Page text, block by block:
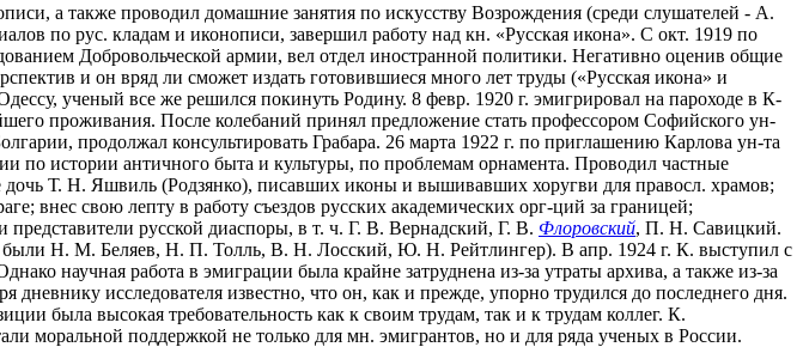
а также проводил домашние занятия по искусству Возрождения (среди слушателей - А.
по рус. кладам и иконописи, завершил работу над кн. «Русская икона». С окт. 1919 по
Добровольческой армии, вел отдел иностранной политики. Негативно оценив общие
и он вряд ли сможет издать готовившиеся много лет труды («Русская икона» и
ученый все же решился покинуть Родину. 8 февр. 1920 г. эмигрировал на пароходе в К-
проживания. После колебаний принял предложение стать профессором Софийского ун-
продолжал консультировать Грабара. 26 марта 1922 г. по приглашению Карлова ун-та
по истории античного быта и культуры, по проблемам орнамента. Проводил частные
Т. Н. Яшвиль (Родзянко), писавших иконы и вышивавших хоругви для правосл. храмов;
внес свою лепту в работу съездов русских академических орг-ций за границей;
русской диаспоры, в т. ч. Г. В. Вернадский, Г. В. Флоровский, П. Н. Савицкий.
были Н. М. Беляев, Н. П. Толль, В. Н. Лосский, Ю. Н. Рейтлингер). В апр. 1924 г. К. выступил с
научная работа в эмиграции была крайне затруднена из-за утраты архива, а также из-за
исследователя известно, что он, как и прежде, упорно трудился до последнего дня.
была высокая требовательность как к своим трудам, так и к трудам коллег. К.
моральной поддержкой не только для мн. эмигрантов, но и для ряда ученых в России.